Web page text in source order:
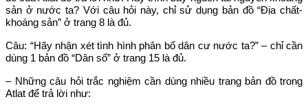
sản ở nước ta? Với câu hỏi này, chỉ sử dụng bản đồ “Địa chất-
khoáng sản” ở trang 8 là đủ.
Câu: “Hãy nhận xét tình hình phân bố dân cư nước ta?” – chỉ cần
dùng 1 bản đồ “Dân số” ở trang 15 là đủ.
– Những câu hỏi trắc nghiệm cần dùng nhiều trang bản đồ trong
Atlat để trả lời như: